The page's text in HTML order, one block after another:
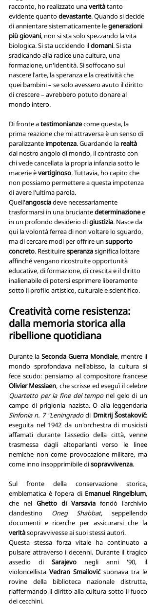
racconto, ho realizzato una verità tanto
evidente quanto devastante. Quando si decide
di annientare sistematicamente le generazioni
più giovani, non si sta solo spezzando la vita
biologica. Si sta uccidendo il domani. Si sta
sradicando alla radice una cultura, una
formazione, un'identità. Si soffocano sul
nascere l'arte, la speranza e la creatività che
quei bambini – se solo avessero avuto il diritto
di crescere – avrebbero potuto donare al
mondo intero.
Di fronte a testimonianze come questa, la
prima reazione che mi attraversa è un senso di
paralizzante impotenza. Guardando la realtà
dal nostro angolo di mondo, il contrasto con
chi vede cancellata la propria infanzia sotto le
macerie è vertiginoso. Tuttavia, ho capito che
non possiamo permettere a questa impotenza
di avere l'ultima parola.
Quell'angoscia deve necessariamente
trasformarsi in una bruciante determinazione e
in un profondo desiderio di giustizia. Nasce da
qui la volontà ferrea di non voltare lo sguardo,
ma di cercare modi per offrire un supporto
concreto. Restituire speranza significa lottare
affinché vengano ricostruite opportunità
educative, di formazione, di crescita e il diritto
inalienabile di potersi esprimere liberamente
sotto il profilo artistico, culturale e scientifico.
Creatività come resistenza:
dalla memoria storica alla
ribellione quotidiana
Durante la Seconda Guerra Mondiale, mentre il
mondo sprofondava nell'abisso, la cultura si
Olivier Messiaen
Quartetto per la fine del tempo nel gelo di un
Sinfonia n. 7 "Leningrado di Dmitrij Šostakovič:
eseguita nel 1942 da un'orchestra di musicisti
affamati durante l'assedio della città, venne
trasmessa dagli altoparlanti verso le linee
nemiche non come provocazione militare, ma
come inno insopprimibile di sopravvivenza.
Sul fronte della conservazione storica,
emblematica è l'opera di Emanuel Ringelblum,
che nel Ghetto di Varsavia fondò l'archivio
clandestino Oneg Shabbat, seppellendo
verità sopravvivesse ai suoi stessi autori.
Questa stessa forza vitale ha continuato a
pulsare attraverso i decenni. Durante il tragico
assedio di Sarajevo negli anni '90, il
violoncellista Vedran Smailović suonava tra le
rovine della biblioteca nazionale distrutta,
riaffermando il diritto alla cultura sotto il fuoco
dei cecchini.